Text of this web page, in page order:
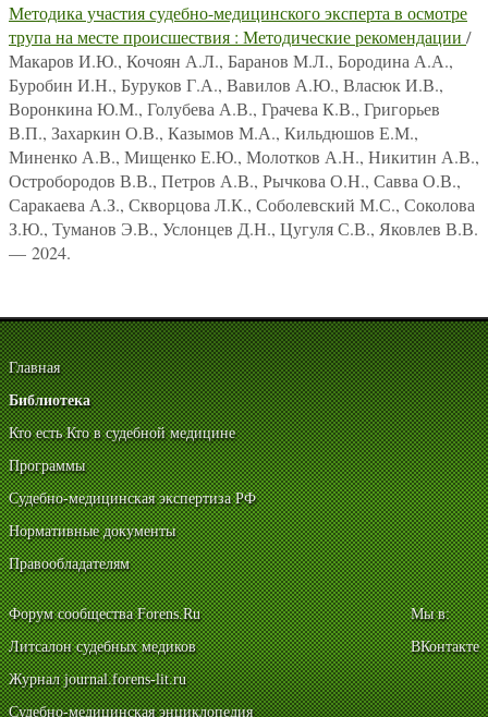
Методика участия судебно-медицинского эксперта в осмотре
трупа на месте происшествия : Методические рекомендации /
Макаров И.Ю., Кочоян А.Л., Баранов М.Л., Бородина А.А.,
Буробин И.Н., Буруков Г.А., Вавилов А.Ю., Власюк И.В.,
Воронкина Ю.М., Голубева А.В., Грачева К.В., Григорьев
В.П., Захаркин О.В., Казымов М.А., Кильдюшов Е.М.,
Миненко А.В., Мищенко Е.Ю., Молотков А.Н., Никитин А.В.,
Остробородов В.В., Петров А.В., Рычкова О.Н., Савва О.В.,
Саракаева А.З., Скворцова Л.К., Соболевский М.С., Соколова
З.Ю., Туманов Э.В., Услонцев Д.Н., Цугуля С.В., Яковлев В.В.
— 2024.
Главная
Библиотека
Кто есть Кто в судебной медицине
Программы
Судебно-медицинская экспертиза РФ
Нормативные документы
Правообладателям
Форум сообщества Forens.Ru
Литсалон судебных медиков
Журнал journal.forens-lit.ru
Судебно-медицинская энциклопедия
Мы в:
ВКонтакте